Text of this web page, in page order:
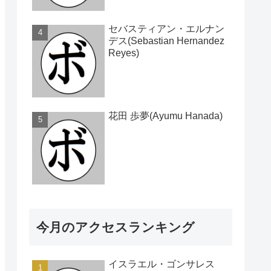
セバスティアン・エルナン
デス(Sebastian Hernandez
Reyes)
花田 歩夢(Ayumu Hanada)
今月のアクセスランキング
イスラエル・ゴンサレス